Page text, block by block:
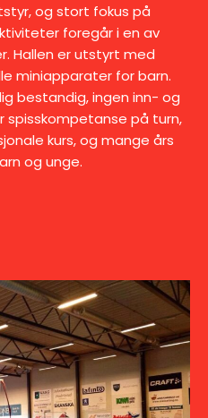
og stort fokus på
foregår i en av
Hallen er utstyrt med
miniapparater for barn.
bestandig, ingen inn- og
spisskompetanse på turn,
kurs, og mange års
og unge.